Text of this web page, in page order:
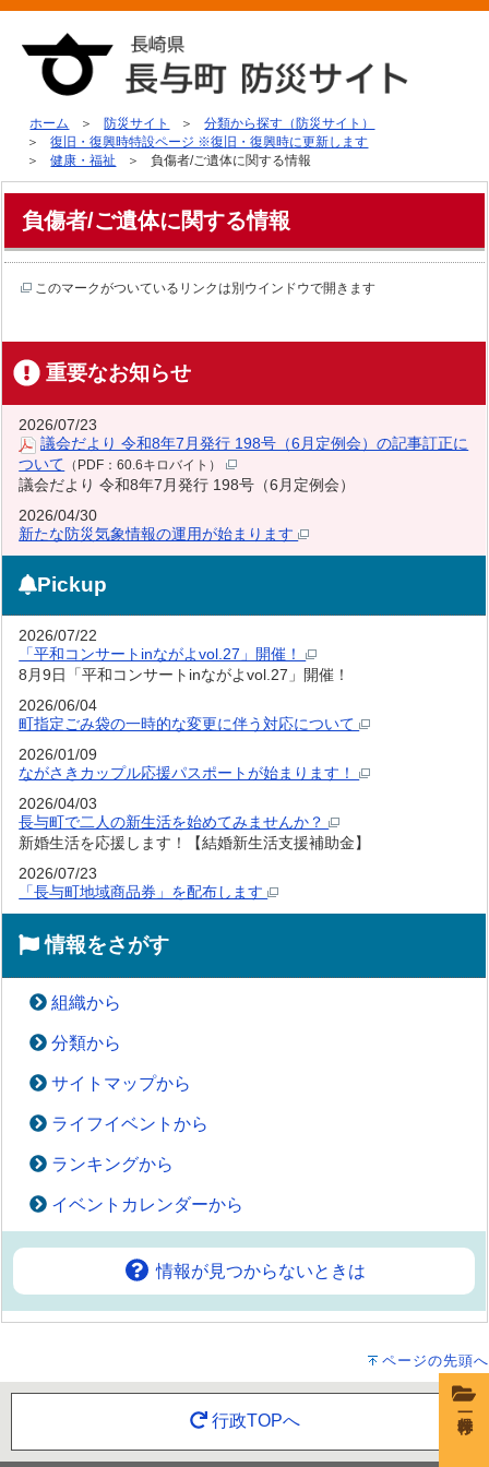
ホーム 防災サイト
分類から探す（防災サイト）
復旧・復興時特設ページ ※復旧・復興時に更新します
健康・福祉
負傷者/ご遺体に関する情報
負傷者/ご遺体に関する情報
このマークがついているリンクは別ウインドウで開きます
重要なお知らせ
2026/07/23
議会だより 令和8年7月発行 198号（6月定例会）の記事訂正に
ついて （PDF：60.6キロバイト）
議会だより 令和8年7月発行 198号（6月定例会）
2026/04/30
新たな防災気象情報の運用が始まります
Pickup
2026/07/22
「平和コンサートinながよvol.27」開催！
8月9日「平和コンサートinながよvol.27」開催！
2026/06/04
町指定ごみ袋の一時的な変更に伴う対応について
2026/01/09
ながさきカップル応援パスポートが始まります！
2026/04/03
長与町で二人の新生活を始めてみませんか？
新婚生活を応援します！【結婚新生活支援補助金】
2026/07/23
「長与町地域商品券」を配布します
情報をさがす
組織から
分類から
サイトマップから
ライフイベントから
ランキングから
イベントカレンダーから
情報が見つからないときは
ページの先頭へ
行政TOPへ